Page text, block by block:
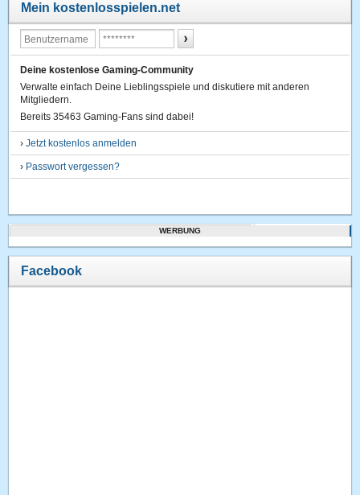
Mein kostenlosspielen.net
Deine kostenlose Gaming-Community
Verwalte einfach Deine Lieblingsspiele und diskutiere mit anderen
Mitgliedern.
Bereits 35463 Gaming-Fans sind dabei!
›Jetzt kostenlos anmelden
› Passwort vergessen?
WERBUNG
Facebook